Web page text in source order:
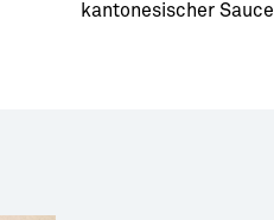
kantonesischer Sauce